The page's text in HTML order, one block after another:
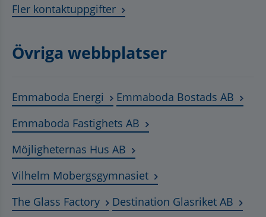
Fler kontaktuppgifter
Övriga webbplatser
Emmaboda Energi Länk till annan webbplats,
Emmaboda Bostads AB
Emmaboda Fastighets AB Länk till annan
Möjligheternas Hus AB Länk till annan webbplats,
Vilhelm MobergsgymnasietLänk till annan
The Glass FactoryLänk till annan webbplats,
Destination Glasriket AB